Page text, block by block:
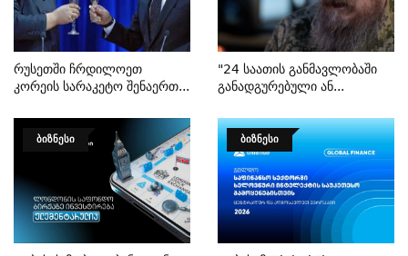
Რუსეთში Ჩრდილოეთ
Კორეის Სარაკეტო Შენაერთ...
"24 Საათის Განმავლობაში
Განადგურებული Ან...
ᲑᲘᲖᲜᲔᲡᲘ ᲑᲘᲖᲜᲔᲡᲘ